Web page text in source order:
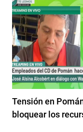
Tensión en
bloquear los